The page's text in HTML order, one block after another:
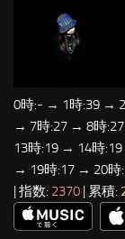
0時:- → 1時:39 →
→ 7時:27 → 8時
13時:19 → 14時
→ 19時:17 → 20
| 指数: 2370 | 累積: